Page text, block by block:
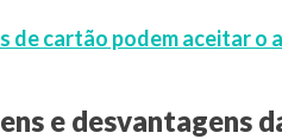
de cartão podem aceitar o
e desvantagens